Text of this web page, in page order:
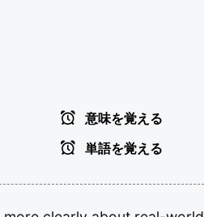
意味を覚える
単語を覚える